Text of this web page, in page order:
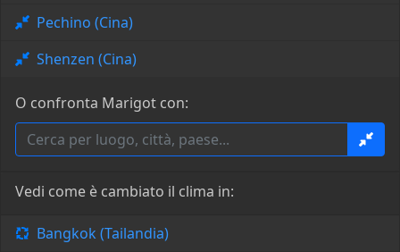
Pechino (Cina)
Shenzen (Cina)
O confronta Marigot con:
Vedi come è cambiato il clima in:
Bangkok (Tailandia)